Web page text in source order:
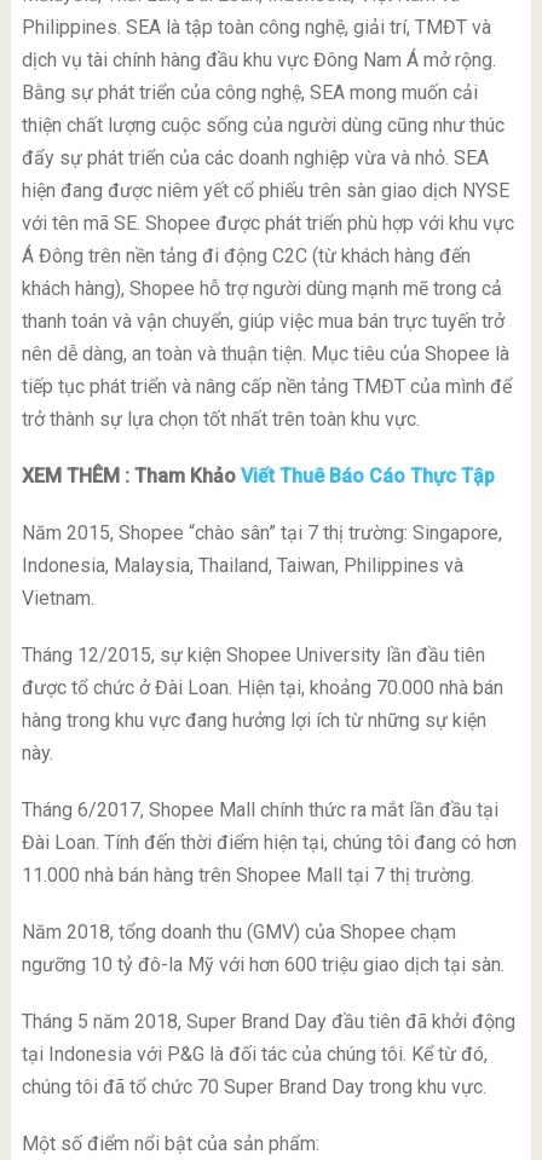
Philippines. SEA là tập toàn công nghệ, giải trí, TMĐT và
dịch vụ tài chính hàng đầu khu vực Đông Nam Á mở rộng.
Bằng sự phát triển của công nghệ, SEA mong muốn cải
thiện chất lượng cuộc sống của người dùng cũng như thúc
đẩy sự phát triển của các doanh nghiệp vừa và nhỏ. SEA
hiện đang được niêm yết cổ phiếu trên sàn giao dịch NYSE
với tên mã SE. Shopee được phát triển phù hợp với khu vực
Á Đông trên nền tảng đi động C2C (từ khách hàng đến
khách hàng), Shopee hỗ trợ người dùng mạnh mẽ trong cả
thanh toán và vận chuyển, giúp việc mua bán trực tuyến trở
nên dễ dàng, an toàn và thuận tiện. Mục tiêu của Shopee là
tiếp tục phát triển và nâng cấp nền tảng TMĐT của mình để
trở thành sự lựa chọn tốt nhất trên toàn khu vực.
XEM THÊM : Tham Khảo Viết Thuê Báo Cáo Thực Tập
Năm 2015, Shopee “chào sân” tại 7 thị trường: Singapore,
Indonesia, Malaysia, Thailand, Taiwan, Philippines và
Vietnam.
Tháng 12/2015, sự kiện Shopee University lần đầu tiên
được tổ chức ở Đài Loan. Hiện tại, khoảng 70.000 nhà bán
hàng trong khu vực đang hưởng lợi ích từ những sự kiện
này.
Tháng 6/2017, Shopee Mall chính thức ra mắt lần đầu tại
Đài Loan. Tính đến thời điểm hiện tại, chúng tôi đang có hơn
11.000 nhà bán hàng trên Shopee Mall tại 7 thị trường.
Năm 2018, tổng doanh thu (GMV) của Shopee chạm
ngưỡng 10 tỷ đô-la Mỹ với hơn 600 triệu giao dịch tại sàn.
Tháng 5 năm 2018, Super Brand Day đầu tiên đã khởi động
tại Indonesia với P&G là đối tác của chúng tôi. Kể từ đó,
chúng tôi đã tổ chức 70 Super Brand Day trong khu vực.
Một số điểm nổi bật của sản phẩm: